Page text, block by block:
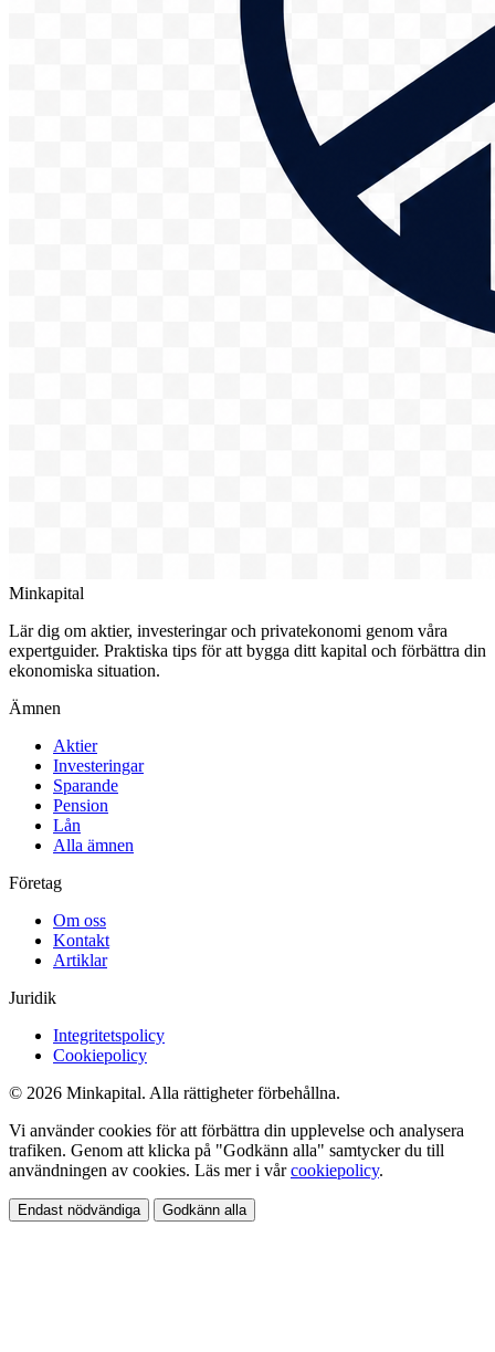
Minkapital
Lär dig om aktier, investeringar och privatekonomi genom våra
expertguider. Praktiska tips för att bygga ditt kapital och förbättra din
ekonomiska situation.
Ämnen
Aktier
Investeringar
Sparande
Pension
Lån
Alla ämnen
Företag
Om oss
Kontakt
Artiklar
Juridik
Integritetspolicy
Cookiepolicy
© 2026 Minkapital. Alla rättigheter förbehållna.
Vi använder cookies för att förbättra din upplevelse och analysera
trafiken. Genom att klicka på "Godkänn alla" samtycker du till
användningen av cookies. Läs mer i vårcookiepolicy.
Endast nödvändiga Godkänn alla